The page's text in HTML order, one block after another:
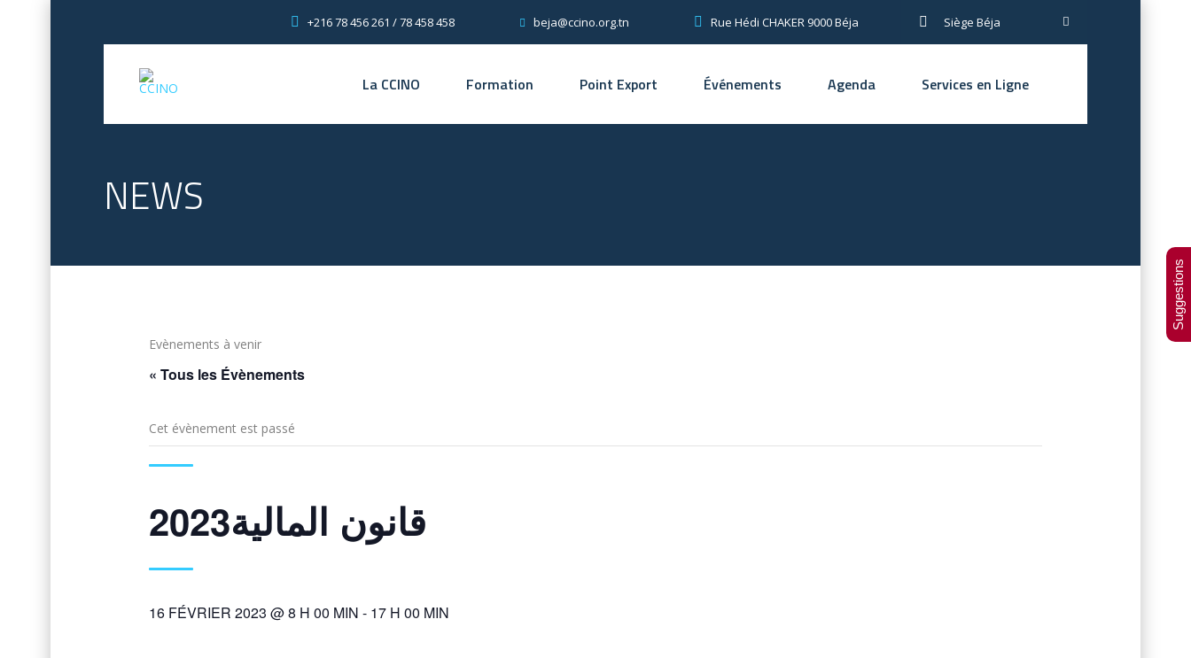
Siège Béja
+216 78 456 261 / 78 458 458 beja@ccino.org.tn Rue Hédi CHAKER 9000 Béja
La CCINO Formation Point Export Événements Agenda Services en Ligne
NEWS
Evènements à venir
« Tous les Évènements
Cet évènement est passé
قانون المالية2023
16 FÉVRIER 2023 @ 8 H 00 MIN - 17 H 00 MIN
Suggestions